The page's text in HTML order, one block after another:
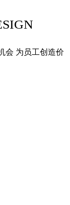
会 为员工创造价